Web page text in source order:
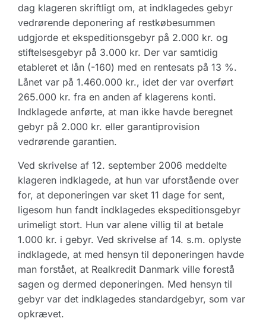
dag klageren skriftligt om, at indklagedes gebyr
vedrørende deponering af restkøbesummen
udgjorde et ekspeditionsgebyr på 2.000 kr. og
stiftelsesgebyr på 3.000 kr. Der var samtidig
etableret et lån (-160) med en rentesats på 13 %.
Lånet var på 1.460.000 kr., idet der var overført
265.000 kr. fra en anden af klagerens konti.
Indklagede anførte, at man ikke havde beregnet
gebyr på 2.000 kr. eller garantiprovision
vedrørende garantien.
Ved skrivelse af 12. september 2006 meddelte
klageren indklagede, at hun var uforstående over
for, at deponeringen var sket 11 dage for sent,
ligesom hun fandt indklagedes ekspeditionsgebyr
urimeligt stort. Hun var alene villig til at betale
1.000 kr. i gebyr. Ved skrivelse af 14. s.m. oplyste
indklagede, at med hensyn til deponeringen havde
man forstået, at Realkredit Danmark ville forestå
sagen og dermed deponeringen. Med hensyn til
gebyr var det indklagedes standardgebyr, som var
opkrævet.